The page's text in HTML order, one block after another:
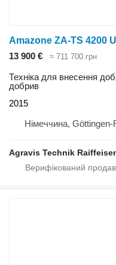
Amazone ZA-TS 4200
13 900 €
≈ 711 700 грн
Техніка для внесення
добрив
2015
Німеччина, Göttingen-
Agravis Technik